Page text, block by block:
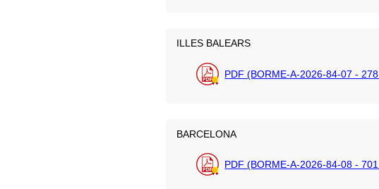
ILLES BALEARS
PDF (BORME-A-2026-84-07 - 278
BARCELONA
PDF (BORME-A-2026-84-08 - 701